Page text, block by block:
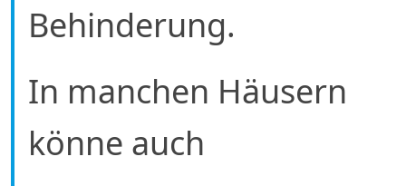
Behinderung.
In manchen Häusern
könne auch